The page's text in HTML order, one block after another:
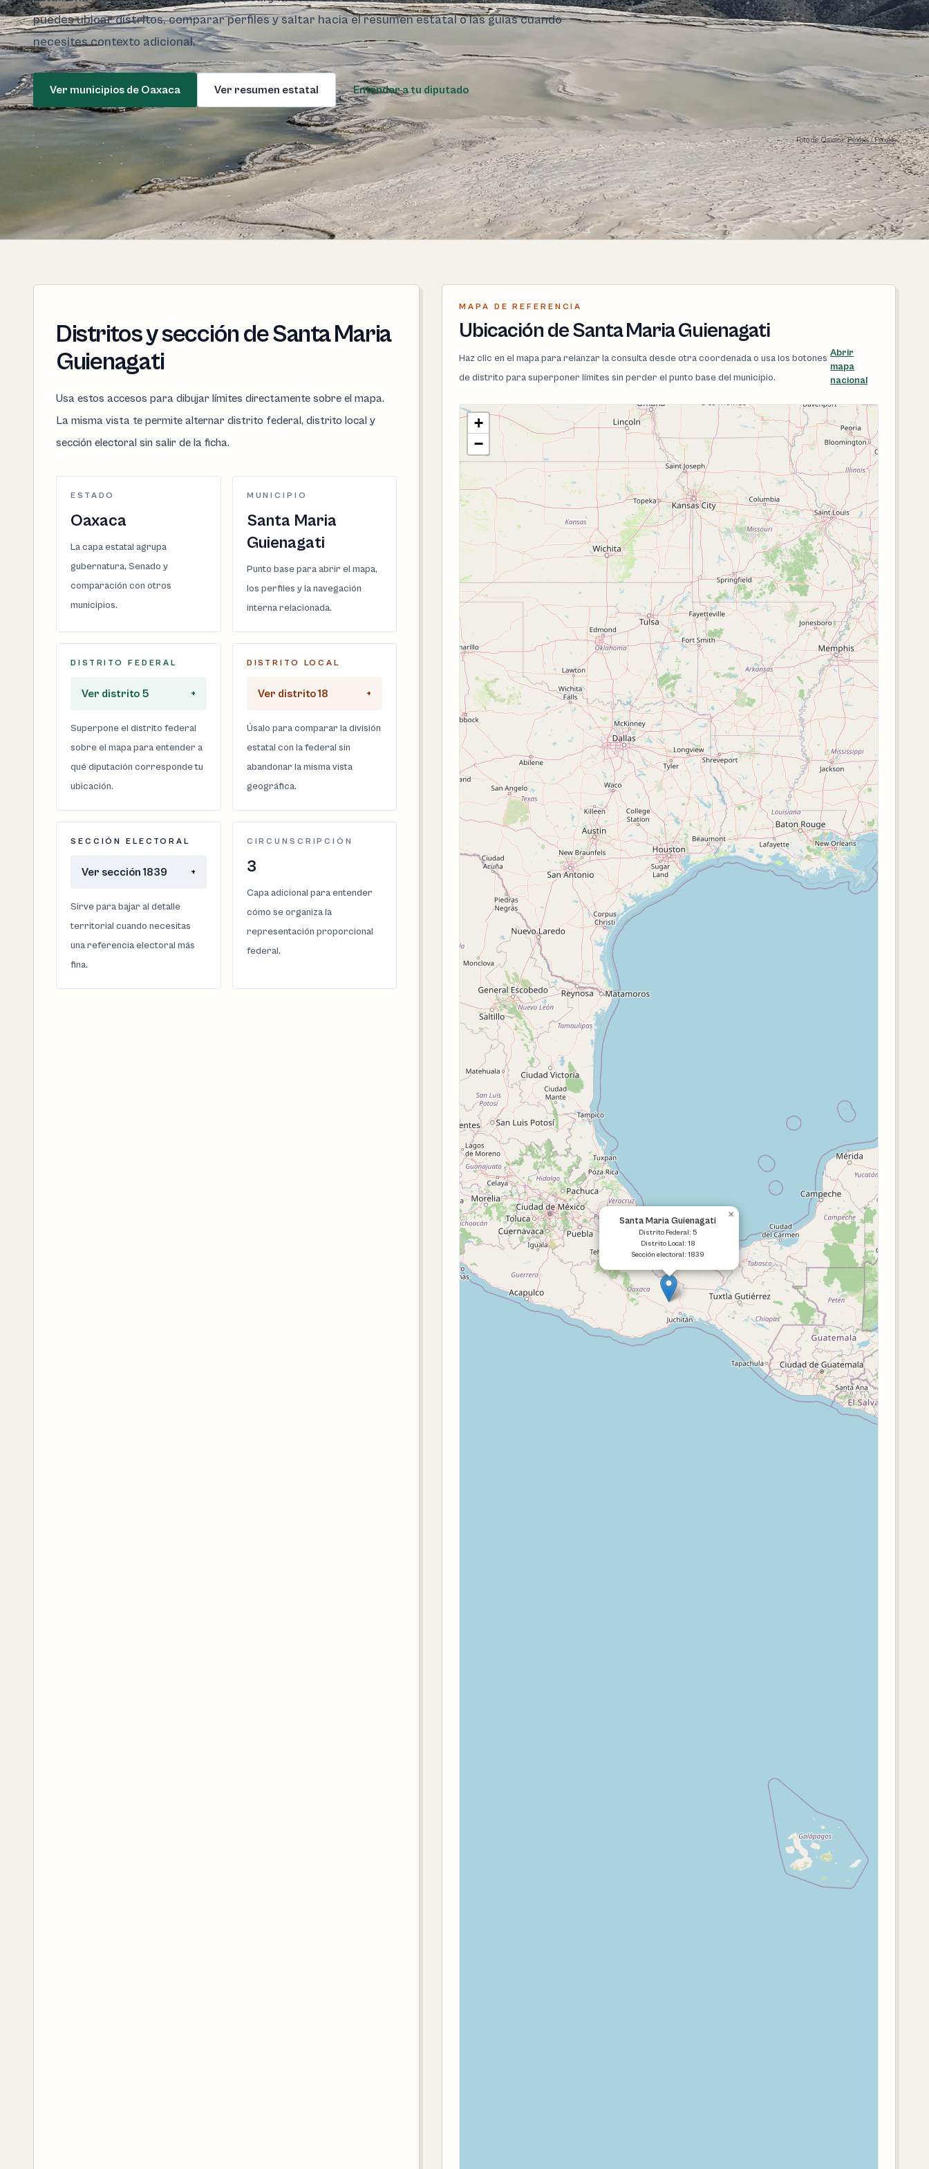
puedes ubicar distritos, comparar perfiles y saltar hacia el resumen estatal o las guías cuando
necesites contexto adicional.
Ver municipios de Oaxaca Ver resumen estatal Entender a tu diputado
Foto de Oaxaca:Pexels / Pexels
Distritos y sección de Santa Maria
Guienagati
Usa estos accesos para dibujar límites directamente sobre el mapa.
La misma vista te permite alternar distrito federal, distrito local y
sección electoral sin salir de la ficha.
ESTADO
Oaxaca
La capa estatal agrupa
gubernatura, Senado y
comparación con otros
municipios.
MUNICIPIO
Santa Maria
Guienagati
Punto base para abrir el mapa,
los perfiles y la navegación
interna relacionada.
DISTRITO FEDERAL
Ver distrito 5 +
Superpone el distrito federal
sobre el mapa para entender a
qué diputación corresponde tu
ubicación.
DISTRITO LOCAL
Ver distrito 18 +
Úsalo para comparar la división
estatal con la federal sin
abandonar la misma vista
geográfica.
SECCIÓN ELECTORAL
Ver sección 1839 +
Sirve para bajar al detalle
territorial cuando necesitas
una referencia electoral más
fina.
CIRCUNSCRIPCIÓN
3
Capa adicional para entender
cómo se organiza la
representación proporcional
federal.
MAPA DE REFERENCIA
Ubicación de Santa Maria Guienagati
Haz clic en el mapa para relanzar la consulta desde otra coordenada o usa los botones
de distrito para superponer límites sin perder el punto base del municipio.
Abrir
mapa
nacional
Santa Maria Guienagati
Distrito Federal: 5
Distrito Local: 18
Sección electoral: 1839
×
+
−